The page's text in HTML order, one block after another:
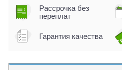
Рассрочка без
переплат
Гарантия качества